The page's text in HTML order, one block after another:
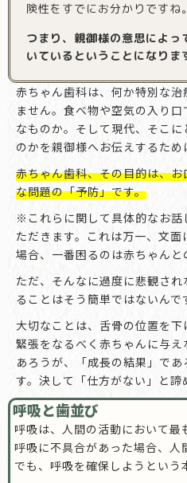
険性をすでにお分かりですね。
つまり、親御様の意思によ
いているということになりま
赤ちゃん歯科は、何か特別な
ません。食べ物や空気の入り
なものか。そして現代、そこ
のかを親御様へお伝えするため
赤ちゃん歯科、その目的は、
な問題の「予防」です。
※これらに関して具体的なお話
ただきます。これは万一、文
場合、一番困るのは赤ちゃんと
ただ、そんなに過度に悲観さ
ることはそう簡単ではないんで
大切なことは、舌骨の位置を
緊張をなるべく赤ちゃんに与
あろうが、「成長の結果」で
す。決して「仕方がない」と諦
呼吸と歯並び
呼吸は、人間の活動において最
呼吸に不具合があった場合、人
でも、呼吸を確保しようという